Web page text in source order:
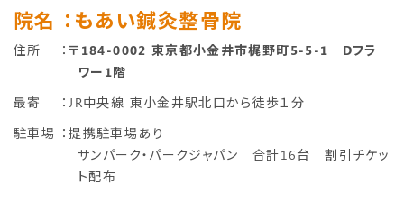
院名 ：もあい鍼灸整骨院
住所 ： 〒184-0002 東京都小金井市梶野町5-5-1 Dフラ
ワー1階
最寄
：JR中央線 東小金井駅北口から徒歩１分
駐車場 ：提携駐車場あり
サンパーク・パークジャパン 合計16台 割引チケッ
ト配布